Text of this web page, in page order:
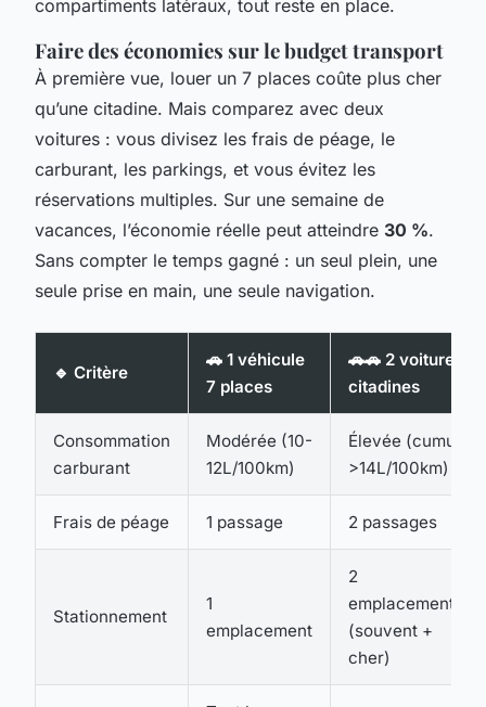
compartiments latéraux, tout reste en place.
Faire des économies sur le budget transport
À première vue, louer un 7 places coûte plus cher
qu’une citadine. Mais comparez avec deux
voitures : vous divisez les frais de péage, le
carburant, les parkings, et vous évitez les
réservations multiples. Sur une semaine de
vacances, l’économie réelle peut atteindre 30 %.
Sans compter le temps gagné : un seul plein, une
seule prise en main, une seule navigation.
🔹 Critère
🚗 1 véhicule
7 places
🚗🚗 2 voitures
citadines
Consommation
carburant
Modérée (10-
12L/100km)
Élevée (cumul
>14L/100km)
Frais de péage 1 passage 2 passages
Stationnement
1
emplacement
2
emplacements
(souvent +
cher)